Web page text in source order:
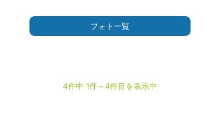
フォト一覧
4件中 1件～4件目を表示中